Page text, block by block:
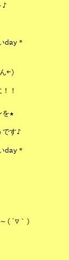
♪
←)
！
を★
です♪
(´▽｀)